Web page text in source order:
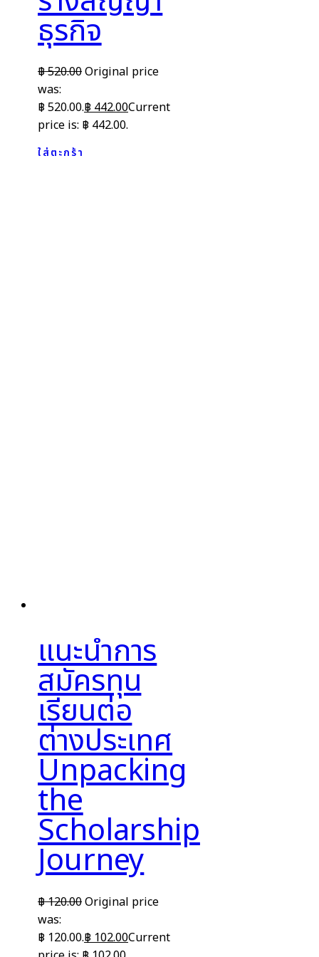
ธุรกิจ
฿520.00Original price
was:
฿ 520.00.฿442.00Current
price is: ฿ 442.00.
ใส่ตะกร้า
แนะนำการ
สมัครทุน
เรียนต่อ
ต่างประเทศ
Unpacking
the
Scholarship
Journey
฿120.00Original price
was:
฿ 120.00.฿ 102.00Current